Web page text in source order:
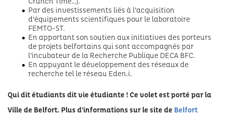
Par des investissements liés à l’acquisition
d’équipements scientifiques pour le laboratoire
FEMTO-ST.
En apportant son soutien aux initiatives des porteurs
de projets belfortains qui sont accompagnés par
l’incubateur de la Recherche Publique DECA BFC.
En appuyant le développement des réseaux de
recherche tel le réseau Eden.i.
Qui dit étudiants dit vie étudiante ! Ce volet est porté par la
Ville de Belfort. Plus d'informations sur le site de Belfort